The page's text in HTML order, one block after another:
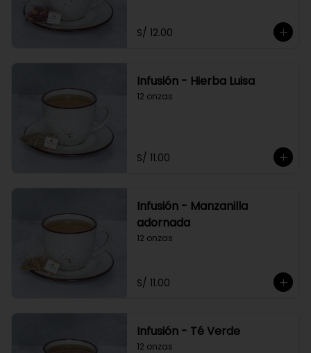
S/ 12.00
Infusión - Hierba Luisa
12 onzas
S/ 11.00
Infusión - Manzanilla
adornada
12 onzas
S/ 11.00
Infusión - Té Verde
12 onzas